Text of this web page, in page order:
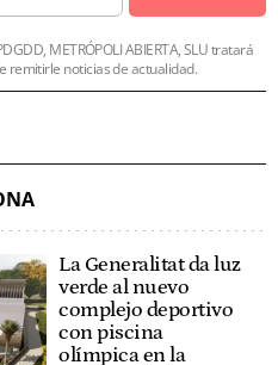
METRÓPOLI ABIERTA, SLU tratará
remitirle noticias de actualidad.
La Generalitat da luz
verde al nuevo
complejo deportivo
con piscina
olímpica en la